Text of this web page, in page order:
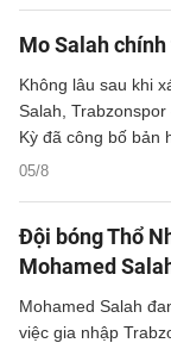
Mo Salah
05/8
Không lâu sau khi
Salah,
Kỳ đã công bố bản
người Ai Cập.
Đội bóng Thổ
Mohamed
Mohamed Salah
việc gia nhập